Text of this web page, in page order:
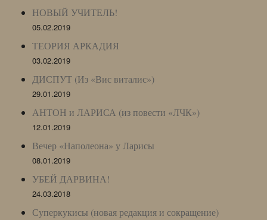
НОВЫЙ УЧИТЕЛЬ!
05.02.2019
ТЕОРИЯ АРКАДИЯ
03.02.2019
ДИСПУТ (Из «Вис виталис»)
29.01.2019
АНТОН и ЛАРИСА (из повести «ЛЧК»)
12.01.2019
Вечер «Наполеона» у Ларисы
08.01.2019
УБЕЙ ДАРВИНА!
24.03.2018
Суперкукисы (новая редакция и сокращение)